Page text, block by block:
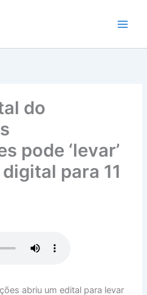
do
pode ‘levar’
para 11
abriu um edital para levar